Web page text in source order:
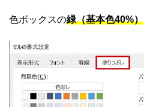
色ボックスの緑（基本色40%）